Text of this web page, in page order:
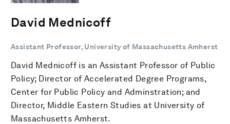
David Mednicoff
Assistant Professor, University of Massachusetts Amherst
David Mednicoff is an Assistant Professor of Public
Policy; Director of Accelerated Degree Programs,
Center for Public Policy and Adminstration; and
Director, Middle Eastern Studies at University of
Massachusetts Amherst.